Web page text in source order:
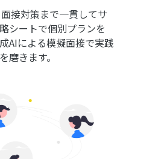
接対策まで一貫してサ
シートで個別プランを
AIによる模擬面接で実践
磨きます。